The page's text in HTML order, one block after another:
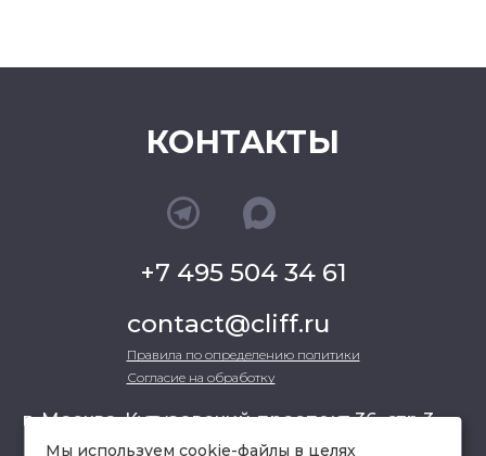
КОНТАКТЫ
+7 495 504 34 61
contact@cliff.ru
Правила по определению политики
Согласие на обработку
г. Москва, Кутузовский проспект 36, стр.3 ,
офис 301
Мы используем cookie-файлы в целях